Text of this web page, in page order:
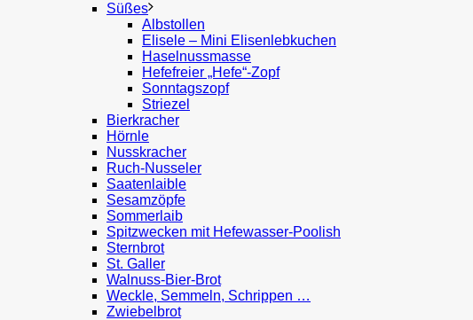
Süßes
Albstollen
Elisele – Mini Elisenlebkuchen
Haselnussmasse
Hefefreier „Hefe“-Zopf
Sonntagszopf
Striezel
Bierkracher
Hörnle
Nusskracher
Ruch-Nusseler
Saatenlaible
Sesamzöpfe
Sommerlaib
Spitzwecken mit Hefewasser-Poolish
Sternbrot
St. Galler
Walnuss-Bier-Brot
Weckle, Semmeln, Schrippen …
Zwiebelbrot